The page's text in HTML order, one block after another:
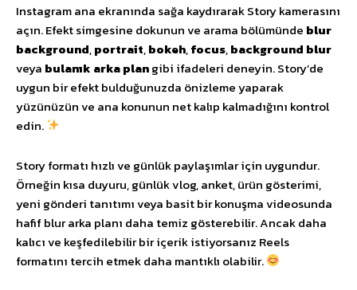
Instagram ana ekranında sağa kaydırarak Story kamerasını
açın. Efekt simgesine dokunun ve arama bölümünde blur
background,portrait,bokeh,focus,background blur
veya bulanık arka plangibi ifadeleri deneyin. Story’de
uygun bir efekt bulduğunuzda önizleme yaparak
yüzünüzün ve ana konunun net kalıp kalmadığını kontrol
edin.
Story formatı hızlı ve günlük paylaşımlar için uygundur.
Örneğin kısa duyuru, günlük vlog, anket, ürün gösterimi,
yeni gönderi tanıtımı veya basit bir konuşma videosunda
hafif blur arka planı daha temiz gösterebilir. Ancak daha
kalıcı ve keşfedilebilir bir içerik istiyorsanız Reels
formatını tercih etmek daha mantıklı olabilir.